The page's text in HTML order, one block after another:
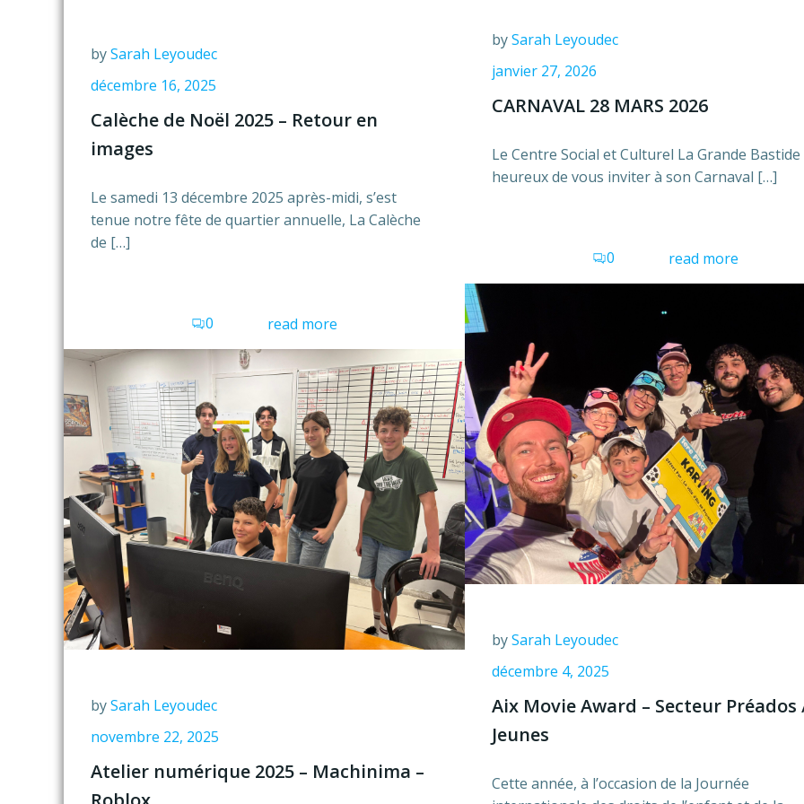
bySarah Leyoudec
janvier 27, 2026
CARNAVAL 28 MARS 2026
Le Centre Social et Culturel La Grande
heureux de vous inviter à son Carnaval […]
0 read more
bySarah Leyoudec
décembre 16, 2025
Calèche de Noël 2025 – Retour en
images
Le samedi 13 décembre 2025 après-midi, s’est
tenue notre fête de quartier annuelle, La Calèche
de […]
0 read more
bySarah Leyoudec
décembre 4, 2025
Aix Movie Award – Secteur Préados
Jeunes
Cette année, à l’occasion de la Journée
bySarah Leyoudec
novembre 22, 2025
Atelier numérique 2025 – Machinima –